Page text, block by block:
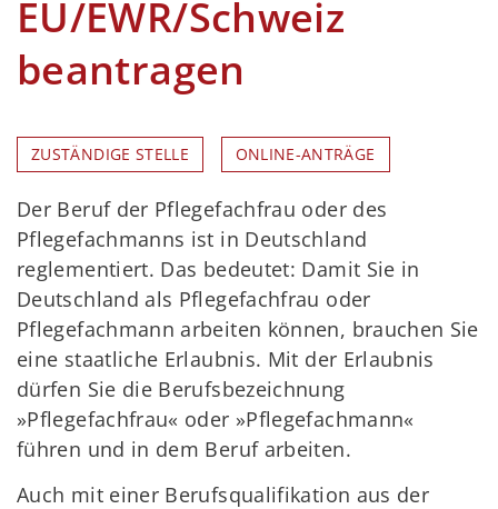
EU/EWR/Schweiz
beantragen
ZUSTÄNDIGE STELLE ONLINE-ANTRÄGE
Der Beruf der Pflegefachfrau oder des
Pflegefachmanns ist in Deutschland
reglementiert. Das bedeutet: Damit Sie in
Deutschland als Pflegefachfrau oder
Pflegefachmann arbeiten können, brauchen Sie
eine staatliche Erlaubnis. Mit der Erlaubnis
dürfen Sie die Berufsbezeichnung
»Pflegefachfrau« oder »Pflegefachmann«
führen und in dem Beruf arbeiten.
Auch mit einer Berufsqualifikation aus der